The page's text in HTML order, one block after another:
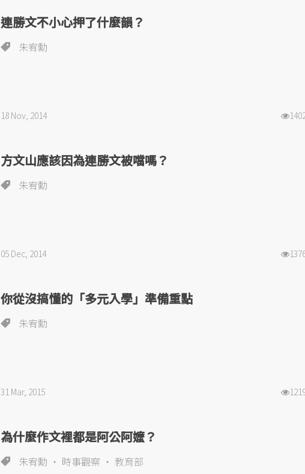
連勝文不小心押了什麼韻？
朱宥勳
18 Nov, 2014
方文山應該因為連勝文被噹嗎？
朱宥勳
05 Dec, 2014
你從沒搞懂的「多元入學」準備重點
朱宥勳
31 Mar, 2015
為什麼作文裡都是阿公阿嬤？
朱宥勳 時事觀察 教育部